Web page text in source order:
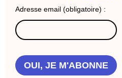
Adresse email (obligatoire) :
OUI, JE M'ABONNE